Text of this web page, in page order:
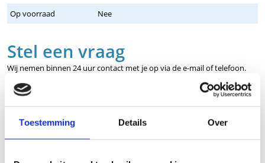
Toestemming Details Over
Op voorraad
Nee
Stel een vraag
Wij nemen binnen 24 uur contact met je op via de e-mail of telefoon.
We gebruiken je informatie alleen om met jou in contact te komen.
Naam